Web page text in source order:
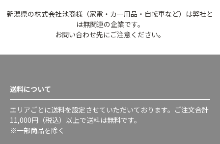
新潟県の株式会社池商様（家電・カー用品・自転車など）は弊社と
は無関連の企業です。
お問い合わせ先にご注意ください。
送料について
エリアごとに送料を設定させていただいております。ご注文合計
11,000円（税込）以上で送料は無料です。
※一部商品を除く